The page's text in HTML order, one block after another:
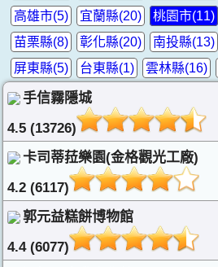
高雄市(5)
宜蘭縣(20) 桃園市(11)
苗栗縣(8)
彰化縣(20) 南投縣(13)
屏東縣(5)
台東縣(1) 雲林縣(16)
手信霧隱城
4.5 (13726)
卡司蒂菈樂園(金格觀光工廠)
4.2 (6117)
郭元益糕餅博物館
4.4 (6077)